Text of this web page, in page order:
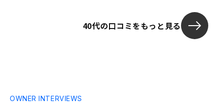
40代の口コミをもっと見る
OWNER INTERVIEWS